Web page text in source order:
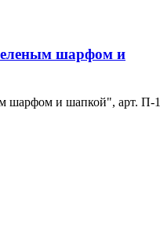
шарфом и
шарфом и шапкой", арт. П-